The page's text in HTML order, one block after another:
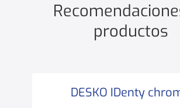
productos
DESKO IDenty